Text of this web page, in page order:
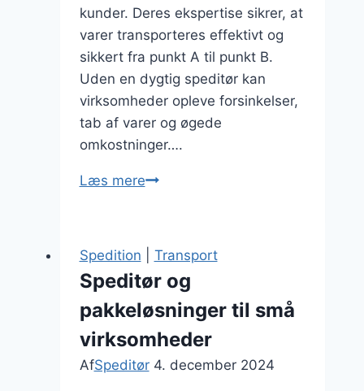
kunder. Deres ekspertise sikrer, at
varer transporteres effektivt og
sikkert fra punkt A til punkt B.
Uden en dygtig speditør kan
virksomheder opleve forsinkelser,
tab af varer og øgede
omkostninger….
Læs mereErfaren
det
er
en
fordel
Spedition Transport
Speditør og
pakkeløsninger til små
virksomheder
AfSpeditør 4. december 2024